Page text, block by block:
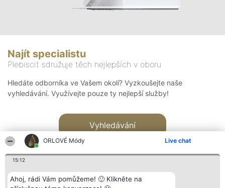
ORLOVÉ Módy Live chat
15:12
Ahoj, rádi Vám pomůžeme! 🙂 Klikněte na
Najít specialistu
Plebiscit sdružuje těch nejlepších v oboru
Hledáte odborníka ve Vašem okolí? Vyzkoušejte naše
vyhledávání. Využívejte pouze ty nejlepší služby!
Vyhledávání